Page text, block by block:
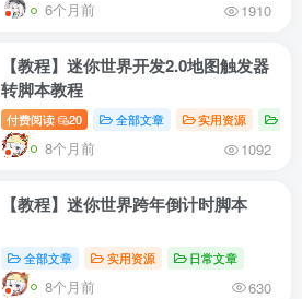
6个月前 1910
【教程】迷你世界开发2.0地图触发器
转脚本教程
付费阅读 20 全部文章 实用资源
8个月前 1092
【教程】迷你世界跨年倒计时脚本
全部文章 实用资源 日常文章
8个月前 630